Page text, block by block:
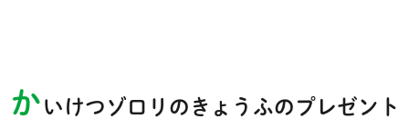
か いけつゾロリのきょうふのプレゼント